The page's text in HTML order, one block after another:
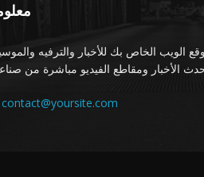
الويب الخاص بك للأخبار والترفيه
contact@yoursite.com